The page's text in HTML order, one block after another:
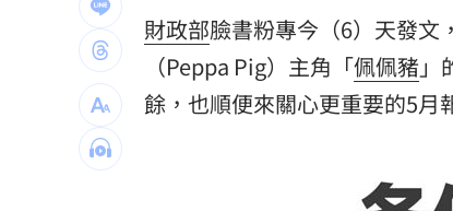
63歲章小蕙吐露心聲：後悔當年嫁
白海豚颱風擺盪逼近！雨到「這時
每股配12.8元的它 Ｑ2營收曝光
財政部臉書粉專今（6）天發文
（Peppa Pig）主角「佩佩豬」
餘，也順便來關心更重要的5月